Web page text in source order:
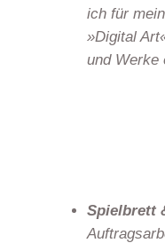
ich für
»Digital
und Werke
Spielbrett